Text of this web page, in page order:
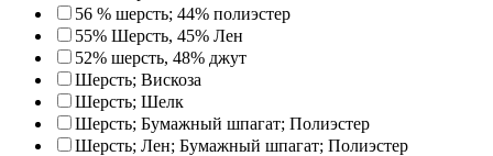
56 % шерсть; 44% полиэстер
55% Шерсть, 45% Лен
52% шерсть, 48% джут
Шерсть; Вискоза
Шерсть; Шелк
Шерсть; Бумажный шпагат; Полиэстер
Шерсть; Лен; Бумажный шпагат; Полиэстер